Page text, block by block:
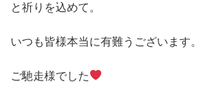
と祈りを込めて。
いつも皆様本当に有難うございます。
ご馳走様でした